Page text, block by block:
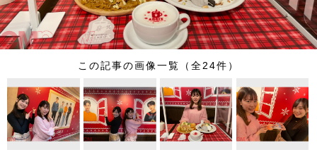
この記事の画像一覧（全24件）